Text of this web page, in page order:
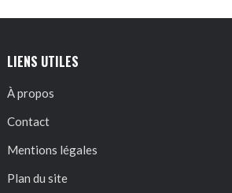
LIENS UTILES
À propos
Contact
Mentions légales
Plan du site